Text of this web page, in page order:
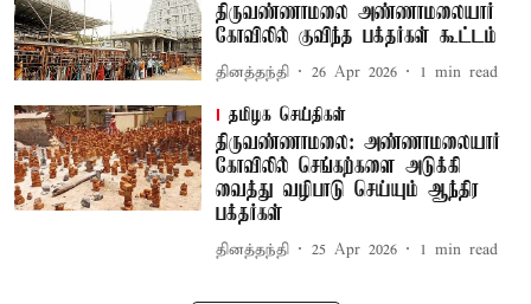
திருவண்ணாமலை அண்ணாமலையார்
கோவிலில் குவிந்த பக்தர்கள் கூட்டம்
தினத்தந்தி 26 Apr 2026 1 min read
தமிழக செய்திகள்
திருவண்ணாமலை: அண்ணாமலையார்
கோவிலில் செங்கற்களை அடுக்கி
வைத்து வழிபாடு செய்யும் ஆந்திர
பக்தர்கள்
தினத்தந்தி 25 Apr 2026 1 min read